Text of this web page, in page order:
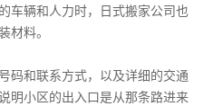
车辆和人力时，日式搬家公司也
材料。
和联系方式，以及详细的交通
明小区的出入口是从那条路进来